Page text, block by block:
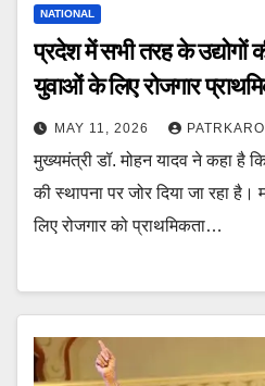
NATIONAL
प्रदेश में सभी तरह के उद्योगों
युवाओं के लिए रोजगार
MAY 11, 2026
मुख्यमंत्री डॉ. मोहन यादव ने कहा है
की स्थापना पर जोर दिया जा रहा
लिए रोजगार को प्राथमिकता…